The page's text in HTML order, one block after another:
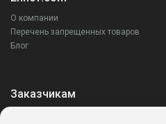
О компании
Перечень запрещенных товаров
Блог
Заказчикам